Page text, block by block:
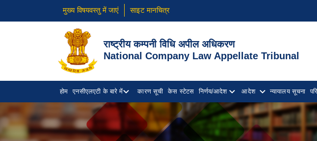
मुख्य विषयवस्तु में जाएं साइट मानचित्र
राष्ट्रीय कम्पनी विधि अपील अधिकरण
National Company Law Appellate Tribunal
होम एनसीएलएटी के बारे में कारण सूची केस स्टेटस निर्णय/आदेश आदेश न्यायालय सूचना